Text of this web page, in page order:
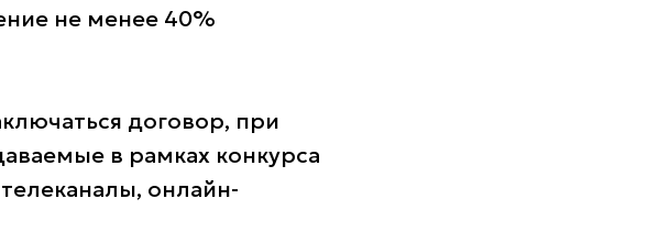
не менее 40%
договор, при
в рамках конкурса
онлайн-